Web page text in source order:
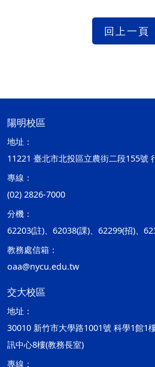
回上一頁
陽明校區
地址：
11221 臺北市北投區立農街二段155號
專線：
(02) 2826-7000
分機：
62203(註)、62038(課)、62299(招)、
教務處信箱：
oaa@nycu.edu.tw
交大校區
地址：
30010 新竹市大學路1001號 科學1館1
訊中心8樓(教務長室)
專線：